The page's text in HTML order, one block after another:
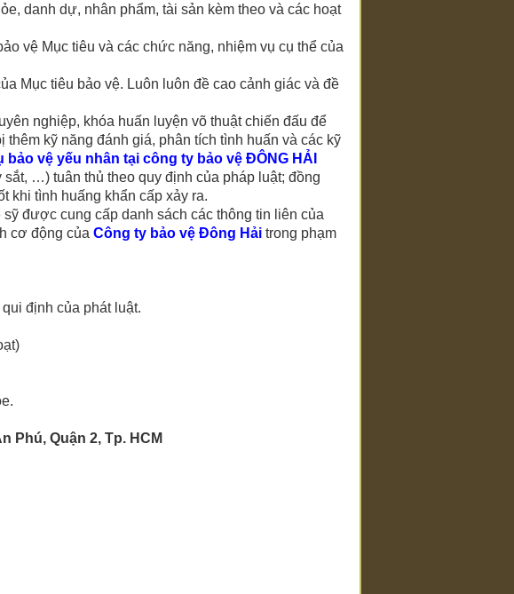
danh dự, nhân phẩm, tài sản kèm theo và các hoạt
vệ Mục tiêu và các chức năng, nhiệm vụ cụ thể của
Mục tiêu bảo vệ. Luôn luôn đề cao cảnh giác và đề
nghiệp, khóa huấn luyện võ thuật chiến đấu để
kỹ năng đánh giá, phân tích tình huấn và các kỹ
bảo vệ yếu nhân tại công ty bảo vệ ĐÔNG HẢI
…) tuân thủ theo quy định của pháp luật; đồng
khi tình huấng khẩn cấp xảy ra.
được cung cấp danh sách các thông tin liên của
cơ động của Công ty bảo vệ Đông Hải trong phạm
định của phát luật.
Phú, Quận 2, Tp. HCM